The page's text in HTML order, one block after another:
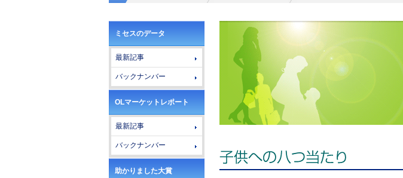
イリビ
ング新
ミセスのデータ
最新記事
バックナンバー
OLマーケットレポート
最新記事
バックナンバー
助かりました大賞